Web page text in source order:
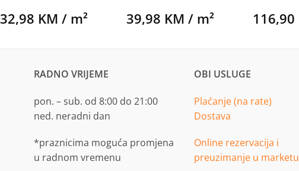
32,98 KM / m² 39,98 KM / m² 116,90
RADNO VRIJEME
pon. – sub. od 8:00 do 21:00
ned. neradni dan
*praznicima moguća promjena
u radnom vremenu
OBI USLUGE
Plaćanje (na rate)
Dostava
Online rezervacija i
preuzimanje u marketu